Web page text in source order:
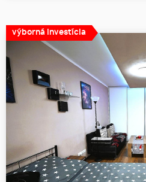
výborná investícia